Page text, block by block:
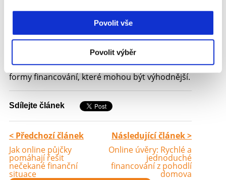
Povolit vše
Povolit výběr
žadatelů, včetně těch, kteří by měli problémy se
získáním tradiční bankovní půjčky. Nicméně,
kvůli vyšším úrokovým sazbám a krátké době
splatnosti je důležité pečlivě zvážit všechny
náklady a podmínky před tím, než si půjčku
sjednáte. Pokud máte možnost, zvažte i jiné
formy financování, které mohou být výhodnější.
Sdílejte článek
< Předchozí článek
Jak online půjčky
pomáhají řešit
nečekané finanční
situace
Následující článek >
Online úvěry: Rychlé a
jednoduché
financování z pohodlí
domova